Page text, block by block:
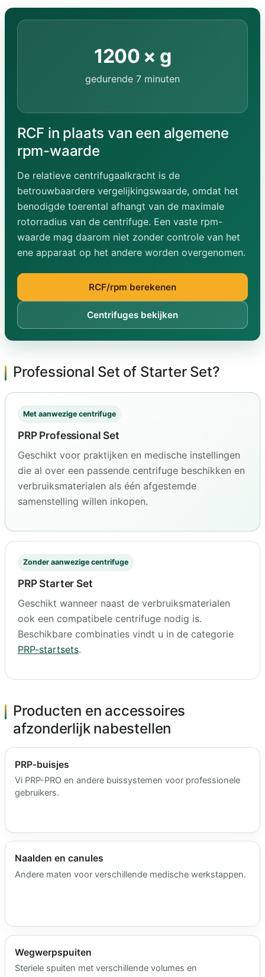
1200 × g
gedurende 7 minuten
RCF in plaats van een algemene
rpm-waarde
De relatieve centrifugaalkracht is de
betrouwbaardere vergelijkingswaarde, omdat het
benodigde toerental afhangt van de maximale
rotorradius van de centrifuge. Een vaste rpm-
waarde mag daarom niet zonder controle van het
ene apparaat op het andere worden overgenomen.
RCF/rpm berekenen
Centrifuges bekijken
Professional Set of Starter Set?
Met aanwezige centrifuge
PRP Professional Set
Geschikt voor praktijken en medische instellingen
die al over een passende centrifuge beschikken en
verbruiksmaterialen als één afgestemde
samenstelling willen inkopen.
Zonder aanwezige centrifuge
PRP Starter Set
Geschikt wanneer naast de verbruiksmaterialen
ook een compatibele centrifuge nodig is.
Beschikbare combinaties vindt u in de categorie
PRP-startsets.
Producten en accessoires
afzonderlijk nabestellen
PRP-buisjes
Vi PRP-PRO en andere buissystemen voor professionele
gebruikers.
Naalden en canules
Andere maten voor verschillende medische werkstappen.
Wegwerpspuiten
Steriele spuiten met verschillende volumes en